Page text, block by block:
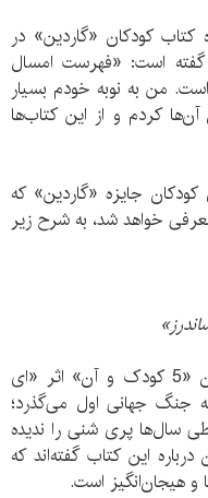
کتاب کودکان «گاردین» در
نیز گفته است: «فهرست امسال
من به نوبه خودم بسیار
کردم و از این کتاب‌ها
جایزه «گاردین» که
(28 آبان ماه) معرفی خواهد شد، به شرح زیر
پی‌رنگ این کتاب که دنباله‌ای از داستان «5 کودک و آن» اثر «ای
جهانی اول می‌گذرد؛
سال‌ها پری شنی را ندیده
این کتاب گفته‌اند که
و هیجان‌انگیز است.